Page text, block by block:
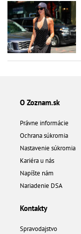
O Zoznam.sk
Právne informácie
Ochrana súkromia
Nastavenie súkromia
Kariéra u nás
Napíšte nám
Nariadenie DSA
Kontakty
Spravodajstvo